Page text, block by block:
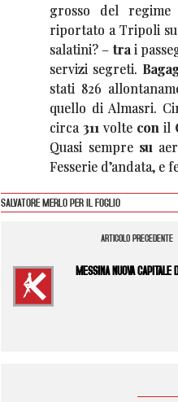
grosso del regime
riportato a Tripoli
salatini? – tra i
servizi segreti.
stati 826
quello di Almasri.
circa 311 volte con
Quasi sempre su
Fesserie d’andata, e
SALVATORE MERLO PER IL FOGLIO
ARTICOLO PRECEDENTE
MESSINA NUOVA CAPITALE